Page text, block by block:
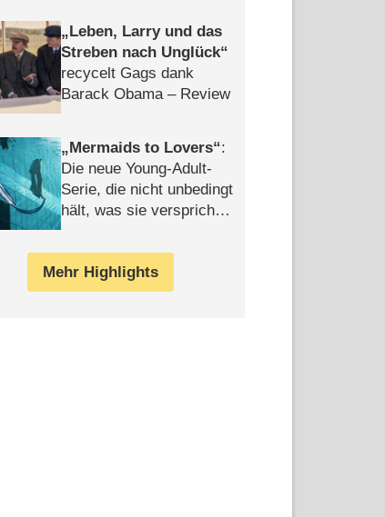
Leben, Larry und das
Streben nach Unglück
recycelt Gags dank
Barack Obama – Review
Mermaids to Lovers :
Die neue Young-Adult-
Serie, die nicht unbedingt
hält, was sie verspricht –
Mehr Highlights